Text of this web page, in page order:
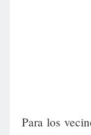
Para los